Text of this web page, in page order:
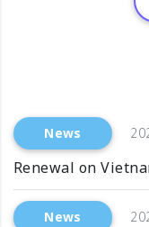
News
Renewal on
News